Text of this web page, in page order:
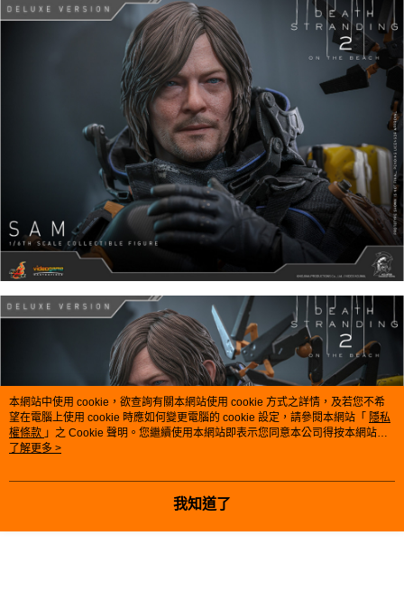
本網站中使用 cookie，欲查詢有關本網站使用 cookie 方式之詳情，及若您不希
望在電腦上使用 cookie 時應如何變更電腦的 cookie 設定，請參閱本網站「 隱私
權條款 」之 Cookie 聲明。您繼續使用本網站即表示您同意本公司得按本網站使
用條款之 Cookie 聲明使用 cookie。
了解更多 >
我知道了